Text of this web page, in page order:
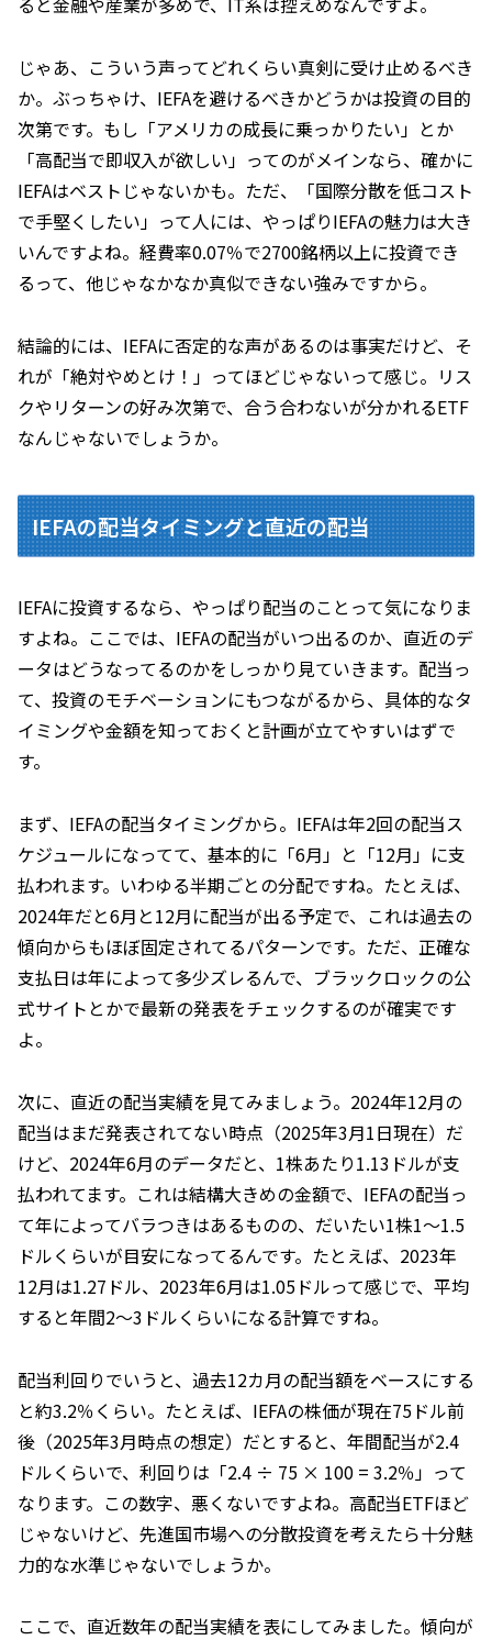
じゃあ、こういう声ってどれくらい真剣に受け止めるべき
か。ぶっちゃけ、IEFAを避けるべきかどうかは投資の目的
次第です。もし「アメリカの成長に乗っかりたい」とか
「高配当で即収入が欲しい」ってのがメインなら、確かに
IEFAはベストじゃないかも。ただ、「国際分散を低コスト
で手堅くしたい」って人には、やっぱりIEFAの魅力は大き
いんですよね。経費率0.07％で2700銘柄以上に投資でき
るって、他じゃなかなか真似できない強みですから。
結論的には、IEFAに否定的な声があるのは事実だけど、そ
れが「絶対やめとけ！」ってほどじゃないって感じ。リス
クやリターンの好み次第で、合う合わないが分かれるETF
なんじゃないでしょうか。
IEFAの配当タイミングと直近の配当
IEFAに投資するなら、やっぱり配当のことって気になりま
すよね。ここでは、IEFAの配当がいつ出るのか、直近のデ
ータはどうなってるのかをしっかり見ていきます。配当っ
て、投資のモチベーションにもつながるから、具体的なタ
イミングや金額を知っておくと計画が立てやすいはずで
す。
まず、IEFAの配当タイミングから。IEFAは年2回の配当ス
ケジュールになってて、基本的に「6月」と「12月」に支
払われます。いわゆる半期ごとの分配ですね。たとえば、
2024年だと6月と12月に配当が出る予定で、これは過去の
傾向からもほぼ固定されてるパターンです。ただ、正確な
支払日は年によって多少ズレるんで、ブラックロックの公
式サイトとかで最新の発表をチェックするのが確実です
よ。
次に、直近の配当実績を見てみましょう。2024年12月の
配当はまだ発表されてない時点（2025年3月1日現在）だ
けど、2024年6月のデータだと、1株あたり1.13ドルが支
払われてます。これは結構大きめの金額で、IEFAの配当っ
て年によってバラつきはあるものの、だいたい1株1～1.5
ドルくらいが目安になってるんです。たとえば、2023年
12月は1.27ドル、2023年6月は1.05ドルって感じで、平均
すると年間2～3ドルくらいになる計算ですね。
配当利回りでいうと、過去12カ月の配当額をベースにする
と約3.2％くらい。たとえば、IEFAの株価が現在75ドル前
後（2025年3月時点の想定）だとすると、年間配当が2.4
ドルくらいで、利回りは「2.4 ÷ 75 × 100 = 3.2％」って
なります。この数字、悪くないですよね。高配当ETFほど
じゃないけど、先進国市場への分散投資を考えたら十分魅
力的な水準じゃないでしょうか。
ここで、直近数年の配当実績を表にしてみました。傾向が